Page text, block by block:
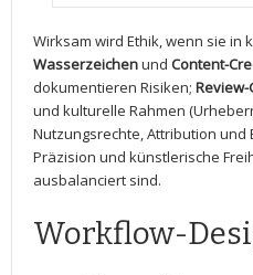
Wirksam ⁣wird Ethik, wenn⁤ sie
Wasserzeichenund Content-
dokumentieren Risiken;
und kulturelle Rahmen
Nutzungsrechte, Attribution
Präzision‍ und künstlerische
ausbalanciert sind.
Workflow-